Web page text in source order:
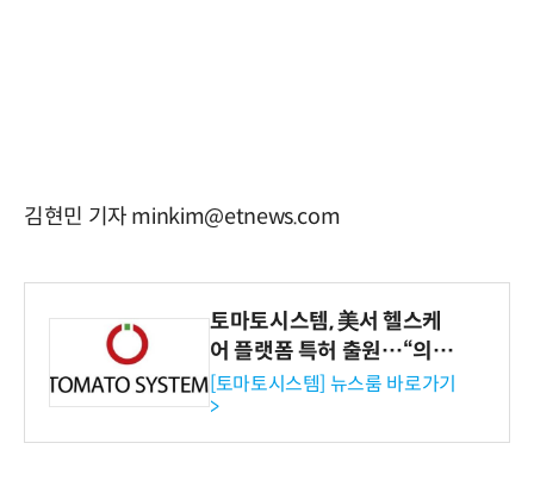
김현민 기자 minkim@etnews.com
토마토시스템, 美서 헬스케
어 플랫폼 특허 출원…“의료
기관·보험사 공략”
[토마토시스템] 뉴스룸 바로가기
>